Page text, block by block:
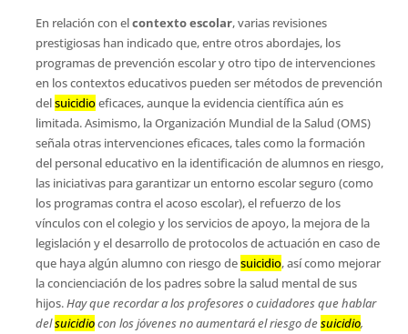
En relación con elcontexto escolar, varias revisiones
prestigiosas han indicado que, entre otros abordajes, los
programas de prevención escolar y otro tipo de intervenciones
en los contextos educativos pueden ser métodos de prevención
delsuicidioeficaces, aunque la evidencia científica aún es
limitada. Asimismo, la Organización Mundial de la Salud (OMS)
señala otras intervenciones eficaces, tales como la formación
del personal educativo en la identificación de alumnos en riesgo,
las iniciativas para garantizar un entorno escolar seguro (como
los programas contra el acoso escolar), el refuerzo de los
vínculos con el colegio y los servicios de apoyo, la mejora de la
legislación y el desarrollo de protocolos de actuación en caso de
que haya algún alumno con riesgo desuicidio, así como mejorar
la concienciación de los padres sobre la salud mental de sus
hijos.Hay que recordar a los profesores o cuidadores que hablar
delsuicidiocon los jóvenes no aumentará el riesgo desuicidio,